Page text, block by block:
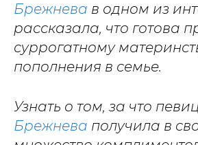
Брежнева в одном из
рассказала, что готова
суррогатному
пополнения в семье.
Узнать о том, за что
Брежнева получила в